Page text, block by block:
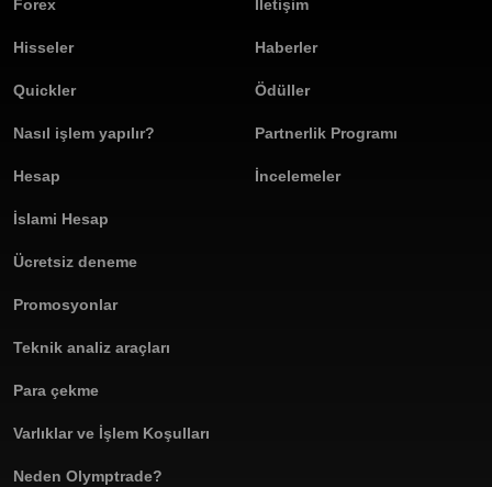
Forex
Hisseler
Quickler
Nasıl işlem yapılır?
Hesap
İslami Hesap
Ücretsiz deneme
Promosyonlar
Teknik analiz araçları
Para çekme
Varlıklar ve İşlem Koşulları
Neden Olymptrade?
İletişim
Haberler
Ödüller
Partnerlik Programı
İncelemeler